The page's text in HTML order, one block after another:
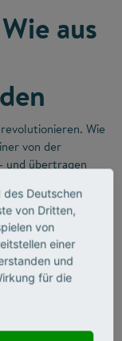
aus
Wie
von der
und übertragen
des Deutschen
von Dritten,
von
einer
und
für die